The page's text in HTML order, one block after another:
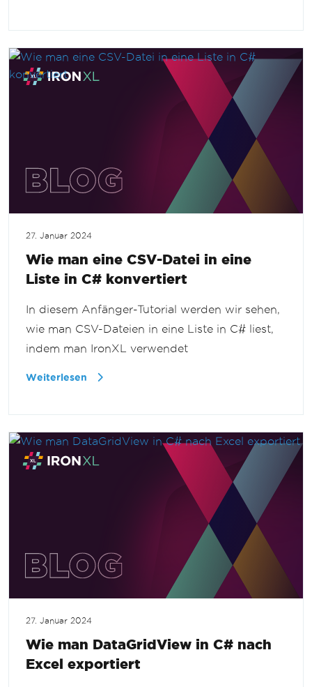
27. Januar 2024
Wie man eine CSV-Datei in eine
Liste in C# konvertiert
In diesem Anfänger-Tutorial werden wir sehen,
wie man CSV-Dateien in eine Liste in C# liest,
indem man IronXL verwendet
Weiterlesen
27. Januar 2024
Wie man DataGridView in C# nach
Excel exportiert